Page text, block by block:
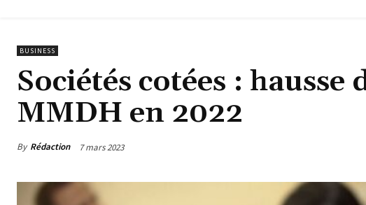
BUSINESS
Sociétés cotées : hausse
MMDH en 2022
By Rédaction 7 mars 2023